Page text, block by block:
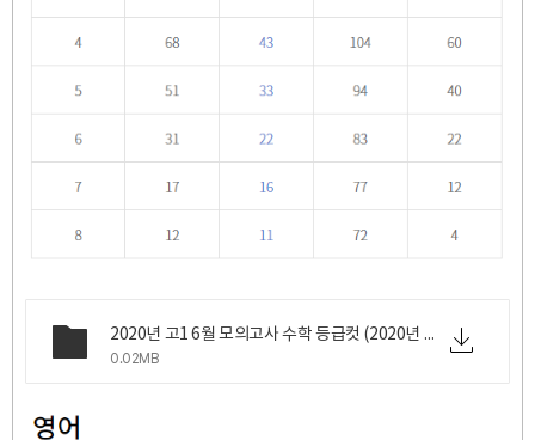
2020년 고1 6월 모의고사 수학 등급컷 (2020년 6월 18일 목요일 시행).png
0.02MB